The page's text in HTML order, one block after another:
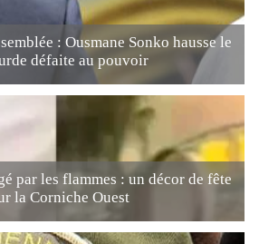
: Ousmane Sonko hausse le
défaite au pouvoir
par les flammes : un décor de fête
la Corniche Ouest